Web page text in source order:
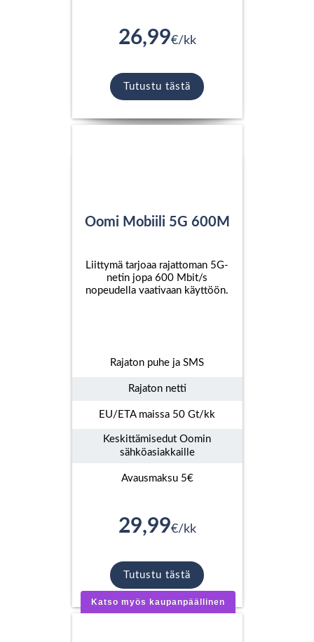
26,99€/kk
Tutustu tästä
Oomi Mobiili 5G 600M
Liittymä tarjoaa rajattoman 5G-
netin jopa 600 Mbit/s
nopeudella vaativaan käyttöön.
Rajaton puhe ja SMS
Rajaton netti
EU/ETA maissa 50 Gt/kk
Keskittämisedut Oomin
sähköasiakkaille
Avausmaksu 5€
29,99€/kk
Tutustu tästä
Katso myös kaupanpäällinen